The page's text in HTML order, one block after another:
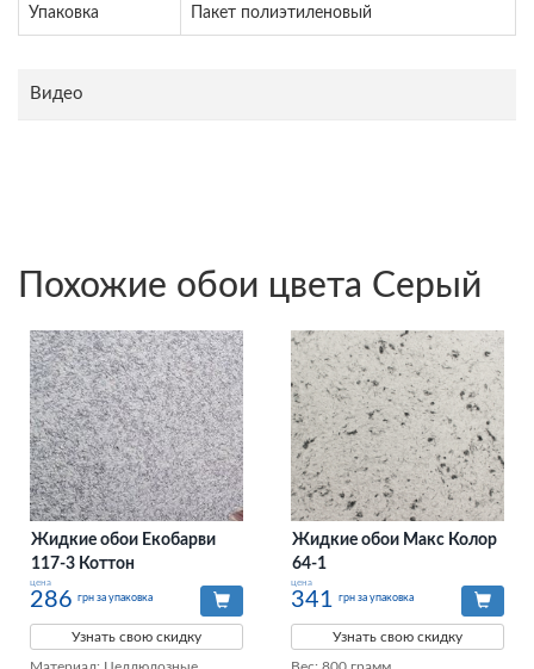
Упаковка Пакет полиэтиленовый
Видео
Похожие обои цвета Серый
Жидкие обои Екобарви
117-3 Коттон
цена
286 грн за упаковка
Узнать свою скидку
Жидкие обои Макс Колор
64-1
цена
341 грн за упаковка
Узнать свою скидку